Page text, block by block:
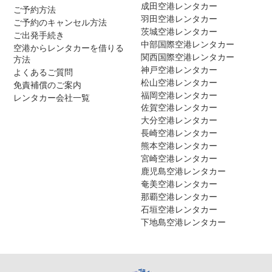
ご予約方法
ご予約のキャンセル方法
ご出発手続き
空港からレンタカーを借りる
方法
よくあるご質問
免責補償のご案内
レンタカー会社一覧
成田空港レンタカー
羽田空港レンタカー
茨城空港レンタカー
中部国際空港レンタカー
関西国際空港レンタカー
神戸空港レンタカー
松山空港レンタカー
福岡空港レンタカー
佐賀空港レンタカー
大分空港レンタカー
長崎空港レンタカー
熊本空港レンタカー
宮崎空港レンタカー
鹿児島空港レンタカー
奄美空港レンタカー
那覇空港レンタカー
石垣空港レンタカー
下地島空港レンタカー